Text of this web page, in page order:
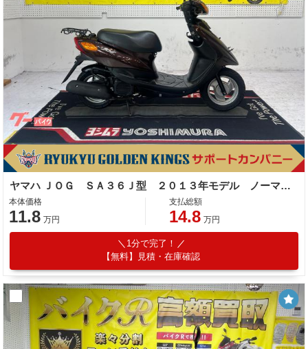
ヤマハ ＪＯＧ ＳＡ３６Ｊ型 ２０１３年モデル ノーマル車 リアキャリア
本体価格
11.8 万円
支払総額
14.8 万円
1分で完了！
【無料】見積・在庫確認